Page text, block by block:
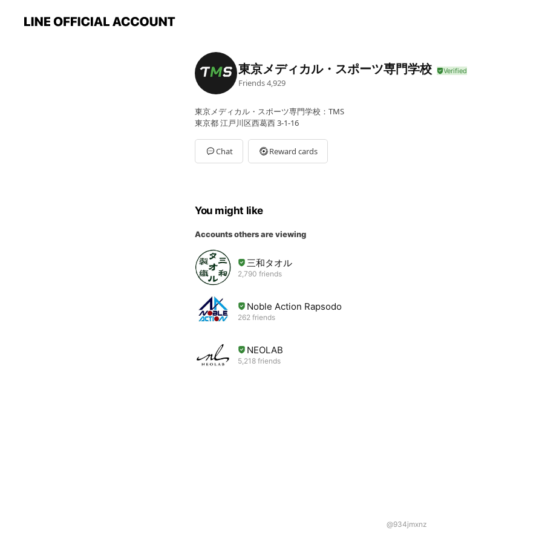
東京メディカル・スポーツ専門学校
Friends4,929
東京メディカル・スポーツ専門学校：TMS
東京都 江戸川区西葛西 3-1-16
Chat Reward cards
You might like
Accounts others are viewing
三和タオル
2,790 friends
Noble Action Rapsodo
262 friends
NEOLAB
5,218 friends
@934jmxnz